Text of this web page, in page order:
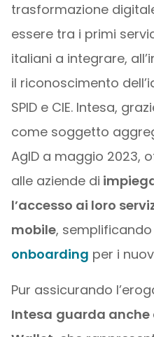
trasformazione
essere tra i primi
italiani a integrare,
il riconoscimento
SPID e CIE. Intesa,
come soggetto
AgID a maggio 2023,
alle aziende di
l’accesso ai loro
mobile, semplificando
onboarding per i
Pur assicurando
Intesa guarda anche